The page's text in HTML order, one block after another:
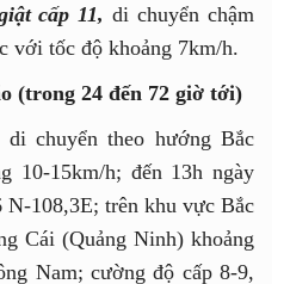
cấp 11, di chuyển chậm
với tốc độ khoảng 7km/h.
(trong 24 đến 72 giờ tới)
di chuyển theo hướng Bắc
10-15km/h; đến 13h ngày
108,3E; trên khu vực Bắc
Cái (Quảng Ninh) khoảng
Nam; cường độ cấp 8-9,